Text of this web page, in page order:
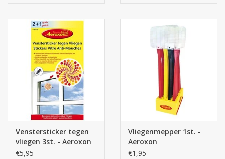
Venstersticker tegen
vliegen 3st. - Aeroxon
€5,95
Vliegenmepper 1st. -
Aeroxon
€1,95